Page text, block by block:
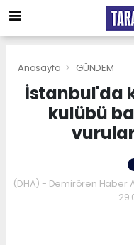
Anasayfa GÜNDEM
İstanbul'da
kulübü
(DHA) - Demirören Haber